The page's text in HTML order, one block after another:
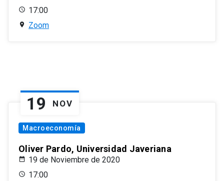
17:00
Zoom
19 NOV
Macroeconomía
Oliver Pardo, Universidad Javeriana
19 de Noviembre de 2020
17:00